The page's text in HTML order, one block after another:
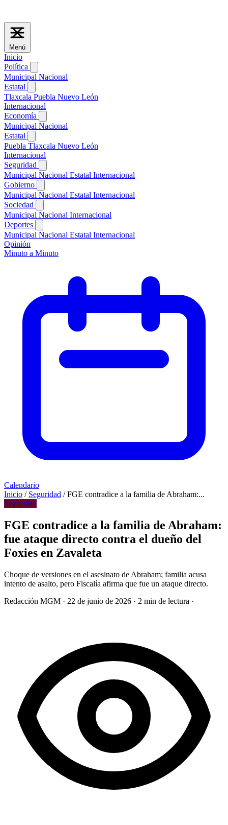
Menú
Inicio
Política
Municipal Nacional
Estatal
Tlaxcala Puebla Nuevo León
Internacional
Economía
Municipal Nacional
Estatal
Puebla Tlaxcala Nuevo León
Internacional
Seguridad
Municipal Nacional Estatal Internacional
Gobierno
Municipal Nacional Estatal Internacional
Sociedad
Municipal Nacional Internacional
Deportes
Municipal Nacional Estatal Internacional
Opinión
Minuto a Minuto
Calendario
Inicio / Seguridad / FGE contradice a la familia de Abraham:...
Seguridad
FGE contradice a la familia de Abraham:
fue ataque directo contra el dueño del
Foxies en Zavaleta
Choque de versiones en el asesinato de Abraham; familia acusa
intento de asalto, pero Fiscalía afirma que fue un ataque directo.
Redacción MGM · 22 de junio de 2026 · 2 min de lectura ·